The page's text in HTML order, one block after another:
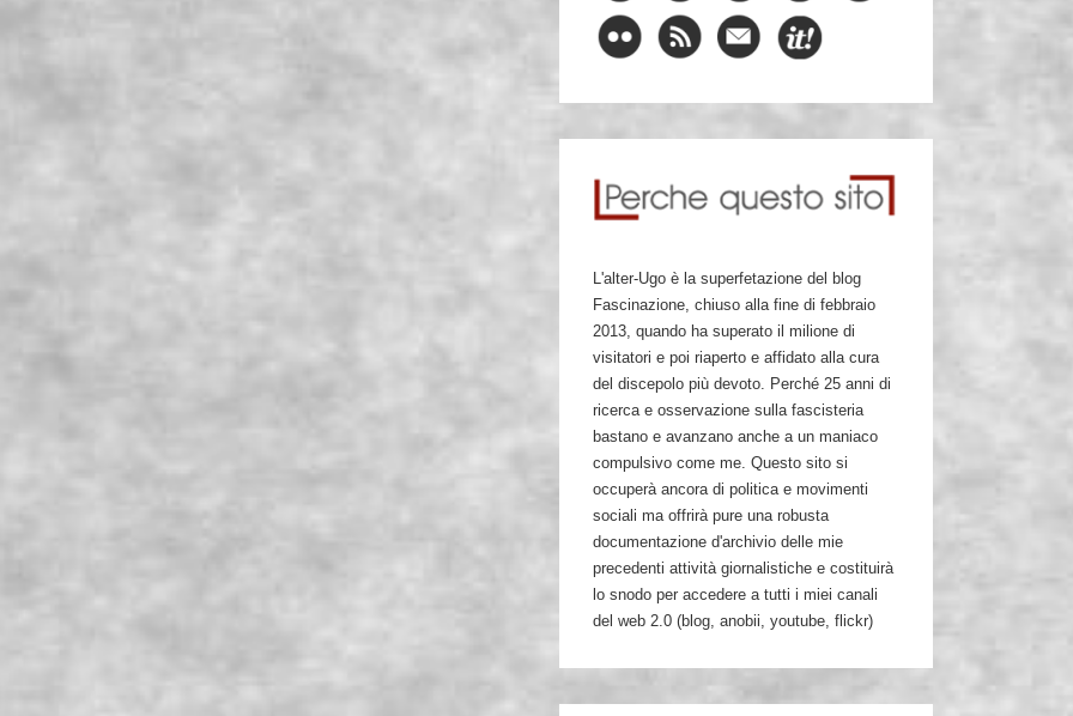
L'alter-Ugo è la superfetazione del blog
Fascinazione, chiuso alla fine di febbraio
2013, quando ha superato il milione di
visitatori e poi riaperto e affidato alla cura
del discepolo più devoto. Perché 25 anni di
ricerca e osservazione sulla fascisteria
bastano e avanzano anche a un maniaco
compulsivo come me. Questo sito si
occuperà ancora di politica e movimenti
sociali ma offrirà pure una robusta
documentazione d'archivio delle mie
precedenti attività giornalistiche e costituirà
lo snodo per accedere a tutti i miei canali
del web 2.0 (blog, anobii, youtube, flickr)